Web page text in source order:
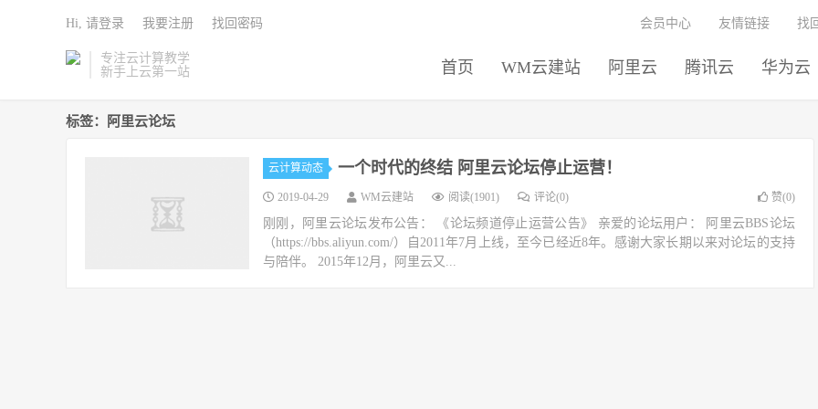
专注云计算教学
新手上云第一站
首页 WM云建站 阿里云 腾讯云 华为云
会员中心 友情链接 找
Hi, 请登录 我要注册 找回密码
标签：阿里云论坛
云计算动态 一个时代的终结 阿里云论坛停止运营！
2019-04-29 WM云建站 阅读(1901) 评论(0) 赞(0)
刚刚，阿里云论坛发布公告： 《论坛频道停止运营公告》 亲爱的论坛用户： 阿里云BBS论坛
（https://bbs.aliyun.com/）自2011年7月上线，至今已经近8年。感谢大家长期以来对论坛的支持
与陪伴。 2015年12月，阿里云又...